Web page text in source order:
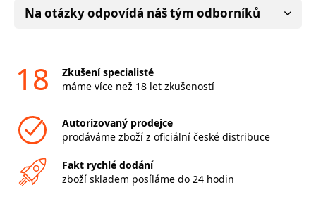
Na otázky odpovídá náš tým odborníků
18
Zkušení specialisté
máme více než 18 let zkušeností
Autorizovaný prodejce
prodáváme zboží z oficiální české distribuce
Fakt rychlé dodání
zboží skladem posíláme do 24 hodin